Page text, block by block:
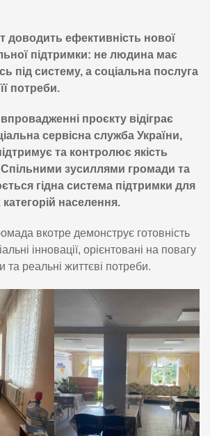
доводить ефективність нової
підтримки: не людина має
під систему, а соціальна послуга
потреби.
проєкту відіграє
сервісна служба України,
та контролює якість
Спільними зусиллями громади та
гідна система підтримки для
населення.
вкотре демонструє готовність
інновації, орієнтовані на повагу
та реальні життєві потреби.